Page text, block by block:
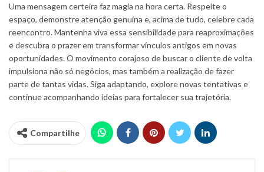
Uma mensagem certeira faz magia na hora certa. Respeite o
espaço, demonstre atenção genuína e, acima de tudo, celebre cada
reencontro. Mantenha viva essa sensibilidade para reaproximações
e descubra o prazer em transformar vínculos antigos em novas
oportunidades. O movimento corajoso de buscar o cliente de volta
impulsiona não só negócios, mas também a realização de fazer
parte de tantas vidas. Siga adaptando, explore novas tentativas e
continue acompanhando ideias para fortalecer sua trajetória.
Compartilhe